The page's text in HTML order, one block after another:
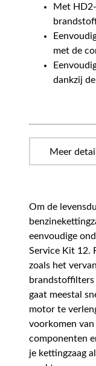
Met
met de
dankzij
Om de
eenvoudige
Service Kit 12.
zoals het
brandstoffilters
gaat meestal
motor te
voorkomen van
componenten
je kettingzaag